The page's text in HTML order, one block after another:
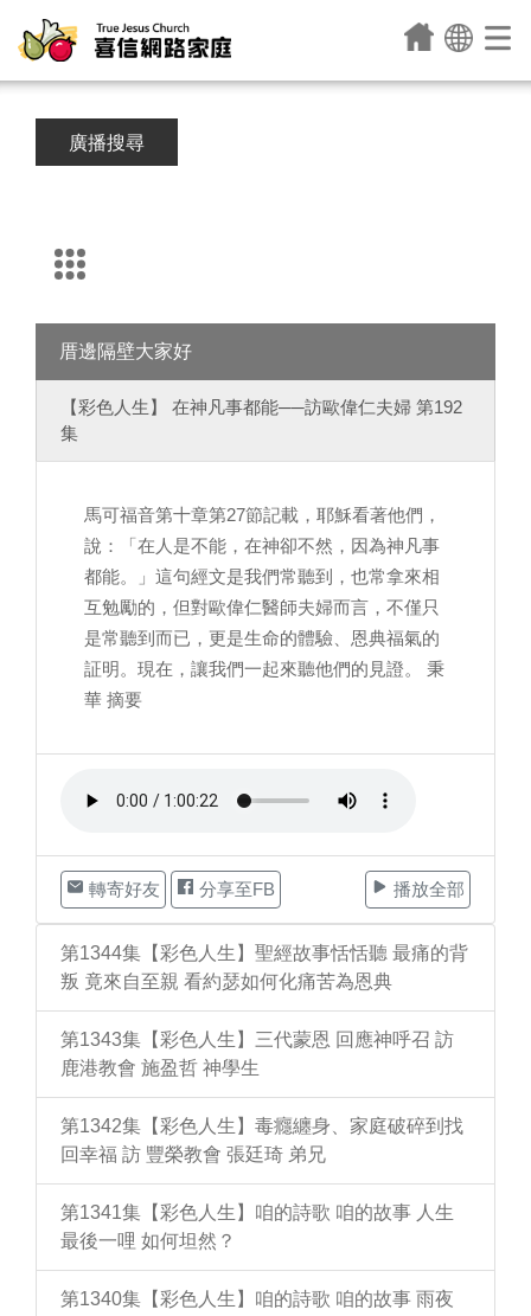
廣播搜尋
厝邊隔壁大家好
【彩色人生】 在神凡事都能──訪歐偉仁夫婦 第192
集
馬可福音第十章第27節記載，耶穌看著他們，
說：「在人是不能，在神卻不然，因為神凡事
都能。」這句經文是我們常聽到，也常拿來相
互勉勵的，但對歐偉仁醫師夫婦而言，不僅只
是常聽到而已，更是生命的體驗、恩典福氣的
証明。現在，讓我們一起來聽他們的見證。 秉
華 摘要
轉寄好友 分享至FB 播放全部
第1344集【彩色人生】聖經故事恬恬聽 最痛的背
叛 竟來自至親 看約瑟如何化痛苦為恩典
第1343集【彩色人生】三代蒙恩 回應神呼召 訪
鹿港教會 施盈哲 神學生
第1342集【彩色人生】毒癮纏身、家庭破碎到找
回幸福 訪 豐榮教會 張廷琦 弟兄
第1341集【彩色人生】咱的詩歌 咱的故事 人生
最後一哩 如何坦然？
第1340集【彩色人生】咱的詩歌 咱的故事 雨夜